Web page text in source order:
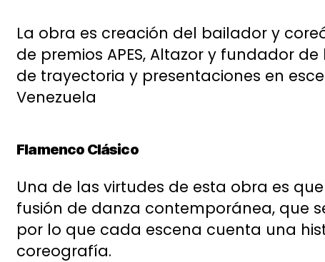
La obra es creación del bailador y
de premios APES, Altazor y fundador
de trayectoria y presentaciones en
Venezuela
Flamenco Clásico
Una de las virtudes de esta obra es
fusión de danza contemporánea, que
por lo que cada escena cuenta una
coreografía.